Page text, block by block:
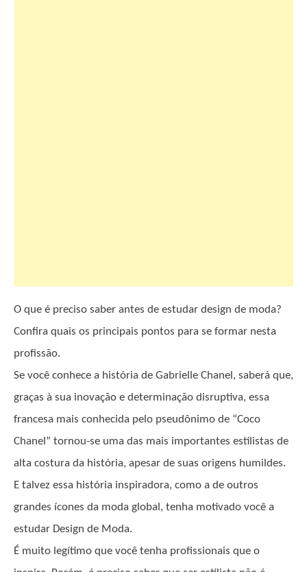
O que é preciso saber antes de estudar design de moda?
Confira quais os principais pontos para se formar nesta
profissão.
Se você conhece a história de Gabrielle Chanel, saberá que,
graças à sua inovação e determinação disruptiva, essa
francesa mais conhecida pelo pseudônimo de “Coco
Chanel” tornou-se uma das mais importantes estilistas de
alta costura da história, apesar de suas origens humildes.
E talvez essa história inspiradora, como a de outros
grandes ícones da moda global, tenha motivado você a
estudar Design de Moda.
É muito legítimo que você tenha profissionais que o